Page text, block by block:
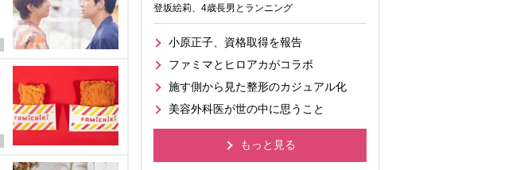
登坂絵莉、4歳長男とランニング
小原正子、資格取得を報告
ファミマとヒロアカがコラボ
施す側から見た整形のカジュアル化
美容外科医が世の中に思うこと
もっと見る